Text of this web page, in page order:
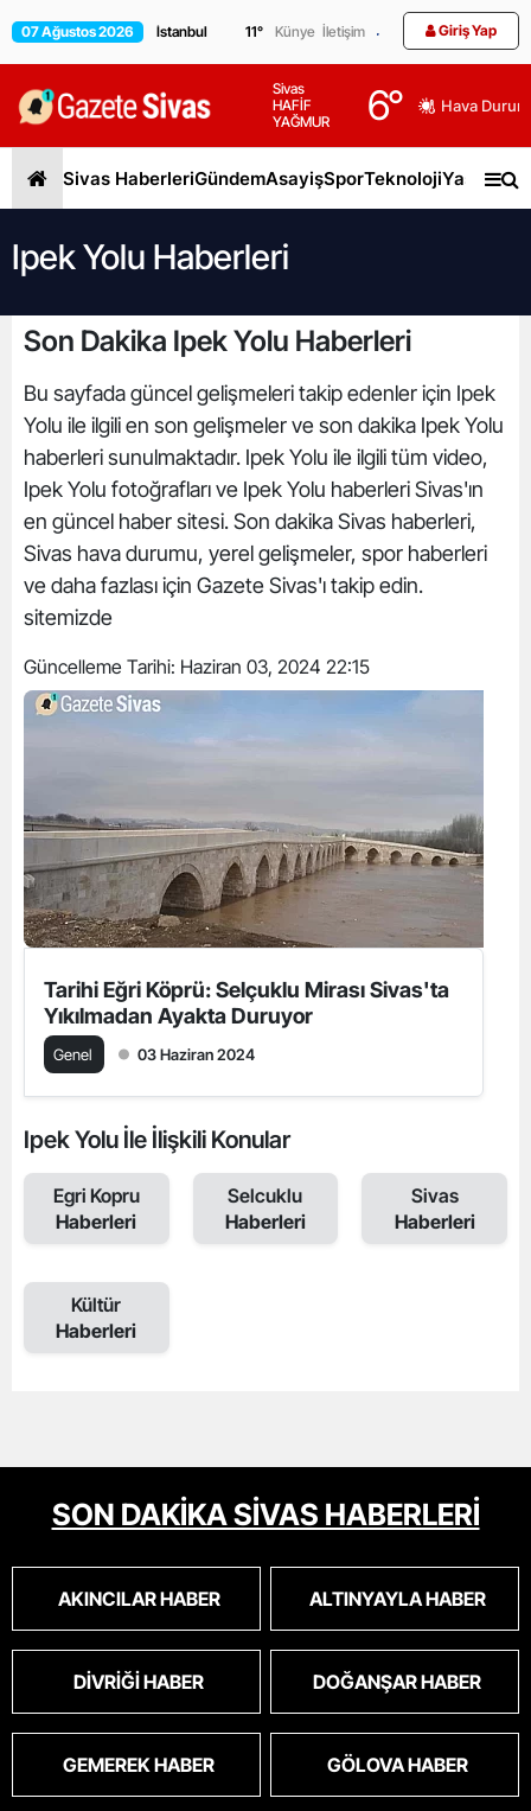
07 Ağustos 2026 11° Künye İletişim Giriş Yap
Sivas
HAFİF
YAĞMUR
6° Hava
Sivas HaberleriGündemAsayişSporTeknolojiYaşam
Ipek Yolu Haberleri
Son Dakika Ipek Yolu Haberleri
Bu sayfada güncel gelişmeleri takip edenler için Ipek
Yolu ile ilgili en son gelişmeler ve son dakika Ipek Yolu
haberleri sunulmaktadır. Ipek Yolu ile ilgili tüm video,
Ipek Yolu fotoğrafları ve Ipek Yolu haberleri Sivas'ın
en güncel haber sitesi. Son dakika Sivas haberleri,
Sivas hava durumu, yerel gelişmeler, spor haberleri
ve daha fazlası için Gazete Sivas'ı takip edin.
sitemizde
Güncelleme Tarihi: Haziran 03, 2024 22:15
Tarihi Eğri Köprü: Selçuklu Mirası Sivas'ta
Yıkılmadan Ayakta Duruyor
Genel 03 Haziran 2024
Ipek Yolu İle İlişkili Konular
Egri Kopru
Haberleri
Selcuklu
Haberleri
Sivas
Haberleri
Kültür
Haberleri
SON DAKİKA SİVAS HABERLERİ
AKINCILAR HABER ALTINYAYLA HABER
DIVRIĞI HABER DOĞANŞAR HABER
GEMEREK HABER GÖLOVA HABER